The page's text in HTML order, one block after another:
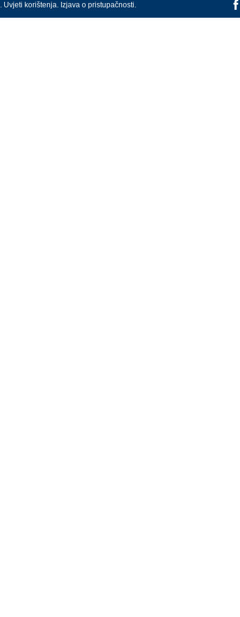
Uvjeti korištenja. Izjava o pristupačnosti.